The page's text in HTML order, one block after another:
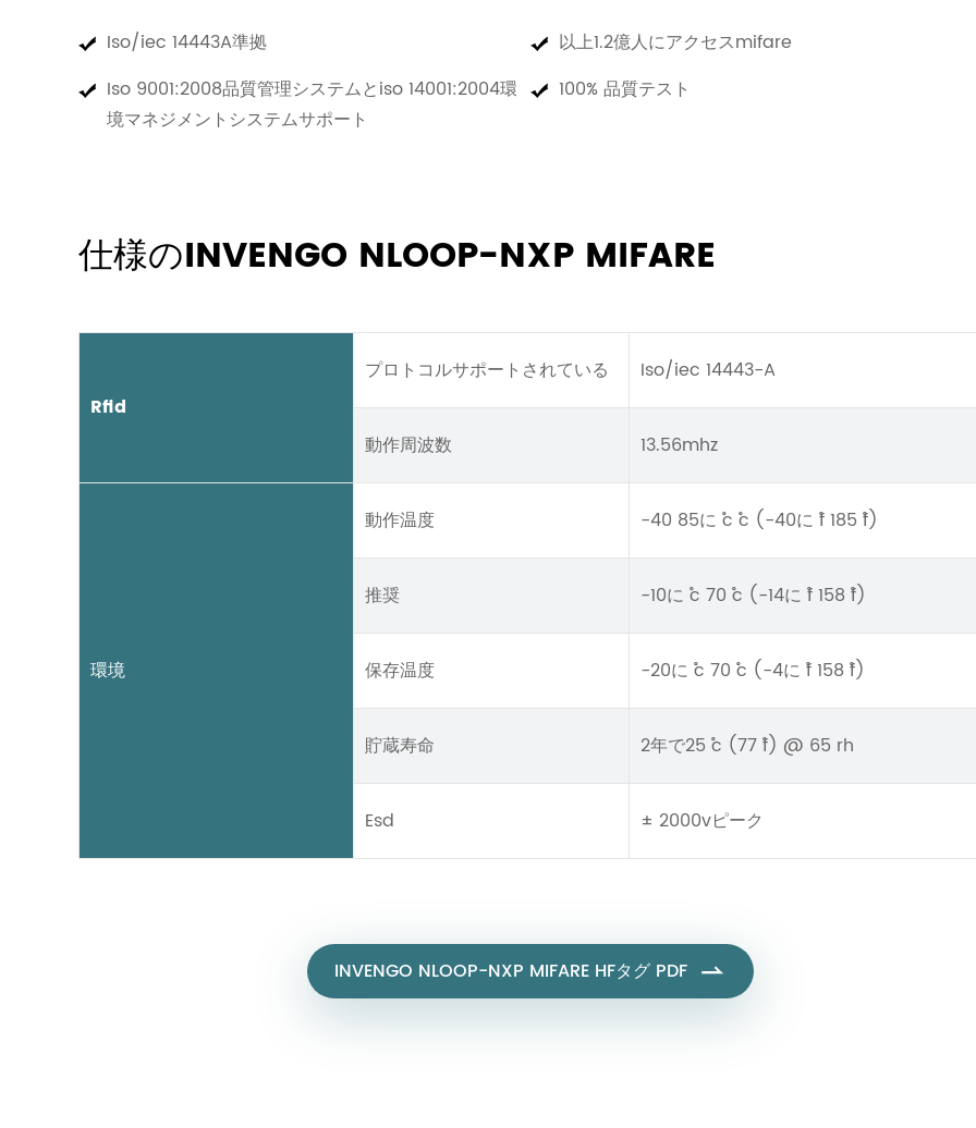
Iso/iec 14443A準拠
以上1.2億人にアクセスmifare
Iso 9001:2008品質管理システムとiso 14001:2004環
境マネジメントシステムサポート
100% 品質テスト
仕様のINVENGO NLOOP-NXP MIFARE
Rfid
プロトコルサポートされている Iso/iec 14443-A
動作周波数 13.56mhz
環境
動作温度 -40 85に ˚c ˚c (-40に ˚f 185 ˚f)
推奨 -10に ˚c 70 ˚c (-14に ˚f 158 ˚f)
保存温度 -20に ˚c 70 ˚c (-4に ˚f 158 ˚f)
貯蔵寿命 2年で25 ˚c (77 ˚f) @ 65 rh
Esd ± 2000vピーク
INVENGO NLOOP-NXP MIFARE HFタグ PDF 